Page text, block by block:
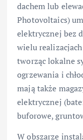
dachem lub
Photovoltaics)
elektrycznej bez
wielu realizacjach
tworząc lokalne
ogrzewania i
mają także
elektrycznej
buforowe,
W obszarze